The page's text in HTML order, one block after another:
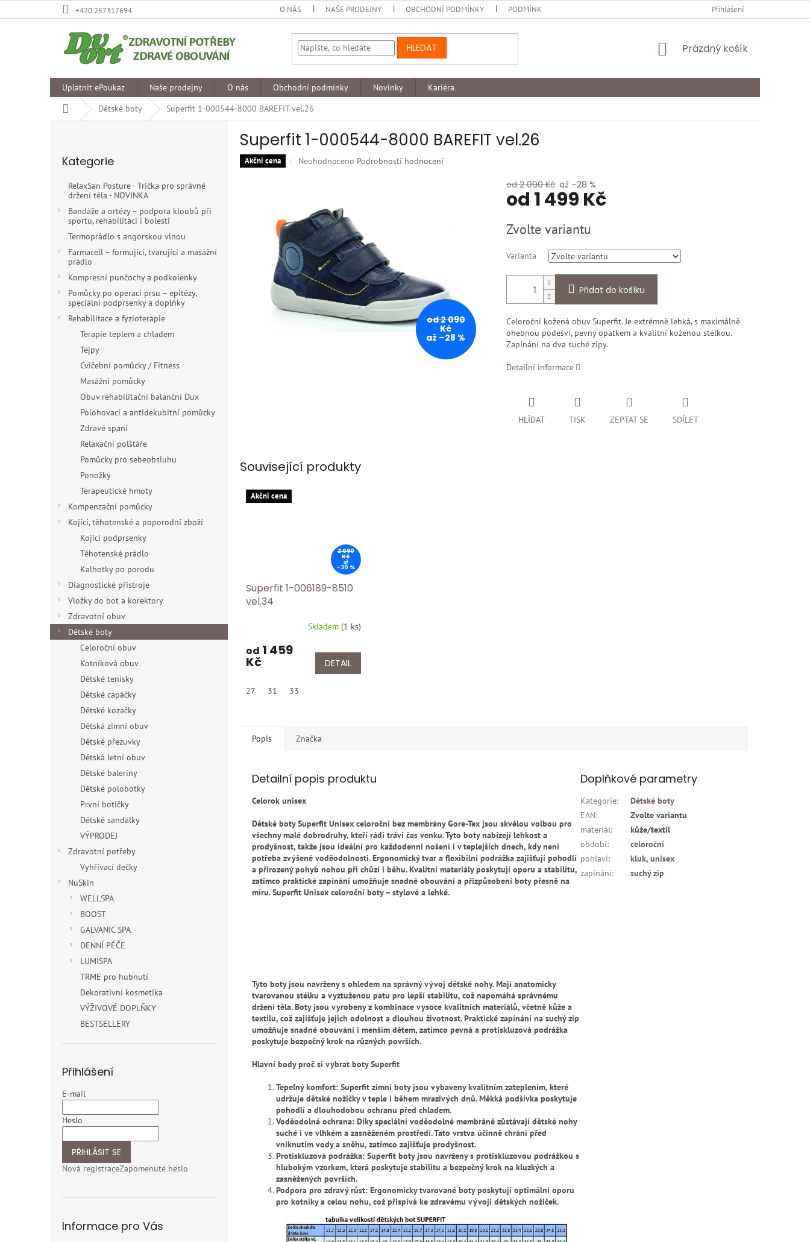
na
+420 257317694 O NÁS NAŠE PRODEJNY OBCHODNÍ PODMÍNKY PODMÍNKY OCHRANY OSOBNÍCH ÚDAJŮ ODSTOUPENÍ OD
Přihlášení
HLEDAT
NÁKUPNÍ
Prázdný košík
Uplatnit ePoukaz Naše prodejny O nás Obchodní podmínky Novinky
Kariéra
Domů
Dětské boty Superfit 1-000544-8000 BAREFIT vel.26
kategorie
Kategorie
RelaxSan Posture - Trička pro správné
držení těla - NOVINKA
Bandáže a ortézy – podpora kloubů při
sportu, rehabilitaci i bolesti
Termoprádlo s angorskou vlnou
Farmacell – formující, tvarující a masážní
prádlo
Kompresní punčochy a podkolenky
Pomůcky po operaci prsu – epitézy,
speciální podprsenky a doplňky
Rehabilitace a fyzioterapie
Terapie teplem a chladem
Tejpy
Cvičební pomůcky / Fitness
Masážní pomůcky
Obuv rehabilitační balanční Dux
Polohovací a antidekubitní pomůcky
Zdravé spaní
Relaxační polštáře
Pomůcky pro sebeobsluhu
Ponožky
Terapeutické hmoty
Kompenzační pomůcky
Kojící, těhotenské a poporodní zboží
Kojici podprsenky
Těhotenské prádlo
Kalhotky po porodu
Diagnostické přístroje
Vložky do bot a korektory
Zdravotní obuv
Dětské boty
Celoroční obuv
Kotníková obuv
Dětské tenisky
Dětské capáčky
Dětské kozačky
Dětská zimní obuv
Dětské přezuvky
Dětská letní obuv
Dětské baleriny
Dětské polobotky
První botičky
Dětské sandálky
VÝPRODEJ
Zdravotní potřeby
Vyhřívací dečky
NuSkin
WELLSPA
BOOST
GALVANIC SPA
DENNÍ PÉČE
LUMISPA
TRME pro hubnutí
Dekorativní kosmetika
VÝŽIVOVÉ DOPLŇKY
BESTSELLERY
Přihlášení
E-mail
Heslo
PŘIHLÁSIT SE
Nová registraceZapomenuté heslo
Informace pro Vás
Superfit 1-000544-8000 BAREFIT vel.26
Akčni cena
Průměrné
z
hvězdiček.
Neohodnoceno Podrobnosti hodnocení
od 2 090
Kč
až –28 %
od 2 090 Kč až –28 %
od 1 499 Kč
cena:
Zvolte variantu
Varianta
Přidat do košíku
Celoroční kožená obuv Superfit. Je extrémně lehká, s maximálně
ohebnou podešví, pevný opatkem a kvalitní koženou stélkou.
Zapínání na dva suché zipy.
Detailní informace
TISK ZEPTAT SE
HLÍDAT SDÍLET
Související produkty
Akčni cena
2 090
Kč
až
–30 %
Superfit 1-006189-8510
vel.34
Skladem (1 ks)
od 1 459
Kč DETAIL
27 31 33
Popis Značka
Detailní popis produktu
Celorok unisex
Dětské boty Superfit Unisex celoroční bez membrány Gore-Tex jsou skvělou volbou pro
všechny malé dobrodruhy, kteří rádi tráví čas venku. Tyto boty nabízejí lehkost a
prodyšnost, takže jsou ideální pro každodenní nošení i v teplejších dnech, kdy není
potřeba zvýšené voděodolnosti. Ergonomický tvar a flexibilní podrážka zajišťují pohodlí
a přirozený pohyb nohou při chůzi i běhu. Kvalitní materiály poskytují oporu a stabilitu,
zatímco praktické zapínání umožňuje snadné obouvání a přizpůsobení boty přesně na
míru. Superfit Unisex celoroční boty – stylové a lehké.
Tyto boty jsou navrženy s ohledem na správný vývoj dětské nohy. Mají anatomicky
tvarovanou stélku a vyztuženou patu pro lepší stabilitu, což napomáhá správnému
držení těla. Boty jsou vyrobeny z kombinace vysoce kvalitních materiálů, včetně kůže a
textilu, což zajišťuje jejich odolnost a dlouhou životnost. Praktické zapínání na suchý zip
umožňuje snadné obouvání i menším dětem, zatímco pevná a protiskluzová podrážka
poskytuje bezpečný krok na různých površích.
Hlavní body proč si vybrat boty Superfit
Tepelný komfort: Superfit zimní boty jsou vybaveny kvalitním zateplením, které
udržuje dětské nožičky v teple i během mrazivých dnů. Měkká podšívka poskytuje
pohodlí a dlouhodobou ochranu před chladem.
Voděodolná ochrana: Díky speciální voděodolné membráně zůstávají dětské nohy
suché i ve vlhkém a zasněženém prostředí. Tato vrstva účinně chrání před
vniknutím vody a sněhu, zatímco zajišťuje prodyšnost.
Protiskluzová podrážka: Superfit boty jsou navrženy s protiskluzovou podrážkou s
hlubokým vzorkem, která poskytuje stabilitu a bezpečný krok na kluzkých a
zasněžených površích.
Podpora pro zdravý růst: Ergonomicky tvarované boty poskytují optimální oporu
pro kotníky a celou nohu, což přispívá ke zdravému vývoji dětských nožiček.
Doplňkové parametry
Kategorie:
Dětské boty
EAN:
Zvolte variantu
materiál:
kůže/textil
období:
celoroční
pohlaví: kluk,unisex
zapínání: suchý zip